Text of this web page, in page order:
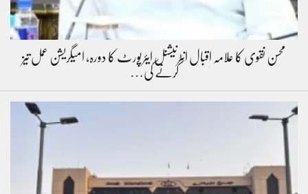
محسن نقوی کا علامہ اقبال انٹرنیشنل ایئرپورٹ کا دورہ، امیگریشن عمل تیز
کرنے کی…